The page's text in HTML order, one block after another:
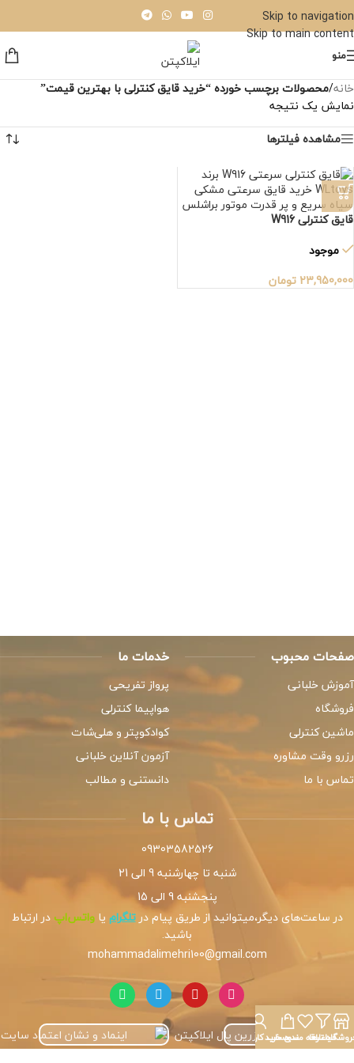
Skip to navigation
Skip to main content
منو
خانه/محصولات برچسب خورده “خرید قایق کنترلی با بهترین قیمت”
نمایش یک نتیجه
مشاهده فیلترها
قایق کنترلی W916
موجود
23,950,000 تومان
صفحات محبوب
آموزش خلبانی
فروشگاه
ماشین کنترلی
رزرو وقت مشاوره
تماس با ما
خدمات ما
پرواز تفریحی
هواپیما کنترلی
کوادکوپتر و هلی‌شات
آزمون آنلاین خلبانی
دانستنی و مطالب
تماس با ما
09303582526
شنبه تا چهارشنبه 9 الی 21
پنجشنبه 9 الی 15
در ساعت‌های دیگر،میتوانید از طریق پیام درتلگرام یاواتس‌اپدر ارتباط
باشید.
mohammadalimehri100@gmail.com
فیلترها
علاقه مندیسبد خرید
حساب کاربری من